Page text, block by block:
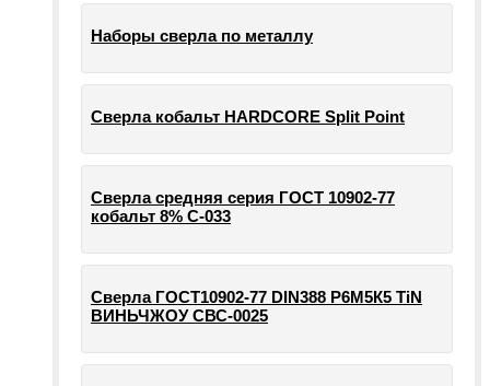
Наборы сверла по металлу
Сверла кобальт HARDCORE Split Point
Сверла средняя серия ГОСТ 10902-77
кобальт 8% С-033
Сверла ГОСТ10902-77 DIN388 Р6М5К5 TiN
ВИНЬЧЖОУ СВС-0025